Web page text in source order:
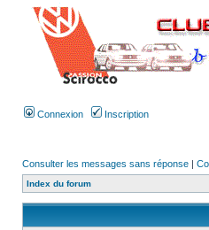
Connexion Inscription
Consulter les messages sans réponse |
Index du forum